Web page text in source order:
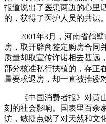
报道说出了医患两边的心里
的，获得了医护人员的共识。
2001年3月，河南省鹤壁
房，取开辟商签定购房合同
质量却取宣传许诺相去甚远
部分核准私行扶植的，存正
量要求退房，却一直被推诿
《中国消费者报》对黄山
刻的社会影响。国表里百余
访，敏捷点燃了对天然和文